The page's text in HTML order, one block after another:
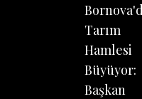
Tarım
Hamlesi
Büyüyor:
Başkan